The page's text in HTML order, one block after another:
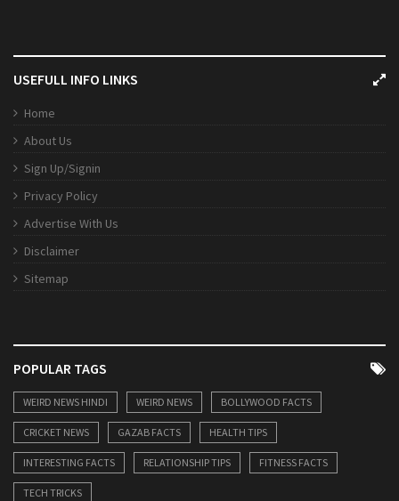
USEFULL INFO LINKS
Home
About Us
Sign Up/Signin
Privacy Policy
Advertise With Us
Disclaimer
Sitemap
POPULAR TAGS
WEIRD NEWS HINDI WEIRD NEWS BOLLYWOOD FACTS
CRICKET NEWS GAZAB FACTS HEALTH TIPS
INTERESTING FACTS RELATIONSHIP TIPS FITNESS FACTS
TECH TRICKS